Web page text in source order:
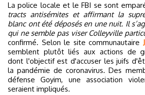
La police locale et le FBI se sont
tracts antisémites et affirmant la
blanc ont été déposés en une nuit. Il
qui ne semble pas viser Colleyville
confirmé. Selon le site communautaire
semblent plutôt liés aux actions de
dont l'objectif est d'accuser les juifs
la pandémie de coronavirus. Des
défense Goyim, une association
seraient impliqués.